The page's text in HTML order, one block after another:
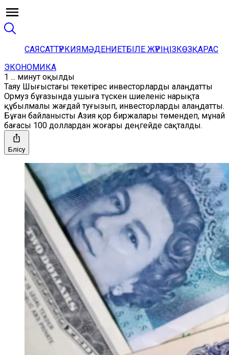
САЯСАТТҮРКИЯМӘДЕНИЕТБІЛЕ ЖҮРІҢІЗКӨЗҚАРАС
ЭКОНОМИКА
1 ... минут оқылды
Таяу Шығыстағы текетірес инвесторларды алаңдатты
Ормуз бұғазында ушыға түскен шиеленіс нарықта
құбылмалы жағдай туғызып, инвесторларды алаңдатты.
Бұған байланысты Азия қор биржалары төмендеп, мұнай
бағасы 100 доллардан жоғары деңгейде сақталды.
Бөлісу